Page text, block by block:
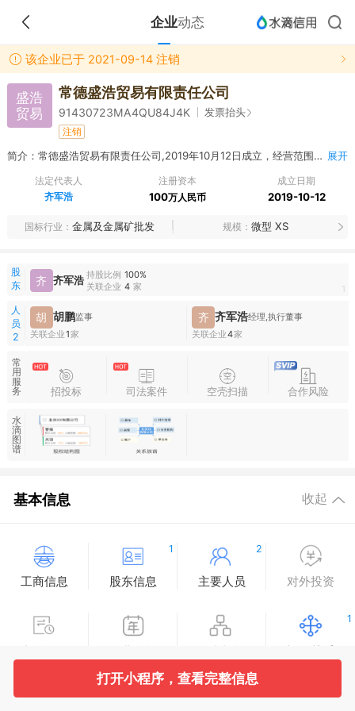
企业动态
该企业已于 2021-09-14 注销
盛浩
贸易
常德盛浩贸易有限责任公司
91430723MA4QU84J4K 发票抬头
注销
简介：常德盛浩贸易有限责任公司,2019年10月12日成立，经营范围包括建材批发（不含砂砾）；机械设备、五金产品及电子产品、纺织品、服装及家庭用品、金属及金属矿、塑料制品、橡胶制品销售。（依法须经批准的项目，经相关部门批准后方可开展经营活动） 展开
法定代表人
齐军浩
注册资本
100万人民币
成立日期
2019-10-12
国标行业 金属及金属矿批发 规模 微型 XS
股
东
齐 齐军浩 持股比例 100%
关联企业 4 家 1
人
员
2
胡 胡鹏监事
关联企业1家
齐 齐军浩经理,执行董事
关联企业4家
常
用
服
务
招投标 司法案件 空壳扫描 合作风险
水
滴
图
谱
基本信息 收起
工商信息
1
股东信息
2
主要人员 对外投资
1
打开小程序，查看完整信息